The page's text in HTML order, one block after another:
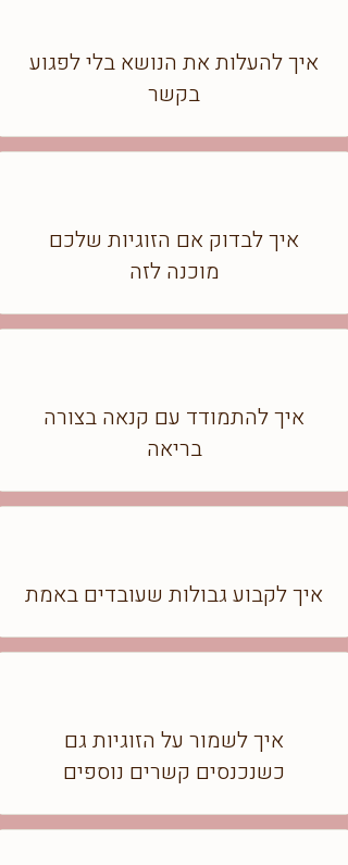
איך להעלות את הנושא בלי לפגוע
בקשר
איך לבדוק אם הזוגיות שלכם
מוכנה לזה
איך להתמודד עם קנאה בצורה
בריאה
איך לקבוע גבולות שעובדים באמת
איך לשמור על הזוגיות גם
כשנכנסים קשרים נוספים